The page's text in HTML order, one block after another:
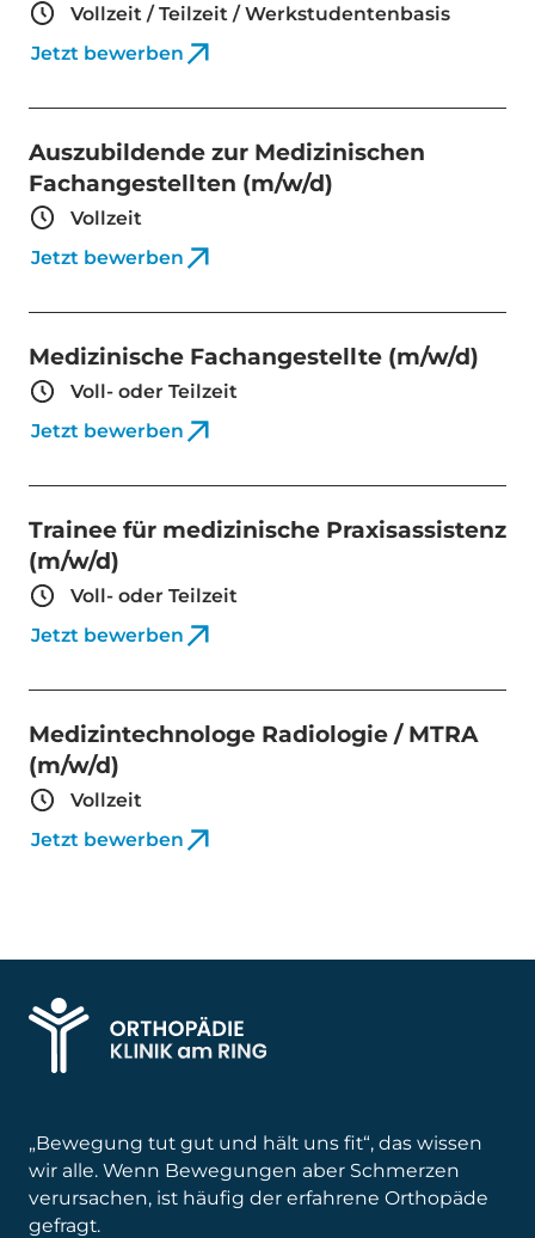
Vollzeit / Teilzeit / Werkstudentenbasis
Jetzt bewerben
Auszubildende zur Medizinischen
Fachangestellten (m/w/d)
Vollzeit
Jetzt bewerben
Medizinische Fachangestellte (m/w/d)
Voll- oder Teilzeit
Jetzt bewerben
Trainee für medizinische Praxisassistenz
(m/w/d)
Voll- oder Teilzeit
Jetzt bewerben
Medizintechnologe Radiologie / MTRA
(m/w/d)
Vollzeit
Jetzt bewerben
„Bewegung tut gut und hält uns fit“, das wissen
wir alle. Wenn Bewegungen aber Schmerzen
verursachen, ist häufig der erfahrene Orthopäde
gefragt.